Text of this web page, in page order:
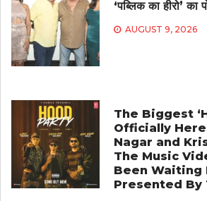
‘पब्लिक का हीरो’ का
AUGUST 9, 2026
The Biggest
Officially
Nagar and
The Music
Been Waiting
Presented By